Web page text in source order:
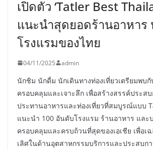
เปิดตัว ‘Tatler Best
แนะนำสุดยอดร้านอาหาร
โรงแรมของไทย
04/11/2025 admin
นักชิม นักดื่ม นักเดินทางท่องเที่ยวเตรียมพบ
ครอบคลุมและเจาะลึก เพื่อสร้างสรรค์ประส
ประทานอาหารและท่องเที่ยวที่สมบูรณ์แบบ
แนะนำ 100 อันดับโรงแรม ร้านอาหาร แล
ครอบคลุมและครบถ้วนที่สุดของเอเชีย เพื่อเ
เลิศในด้านอุตสาหกรรมบริการและประสบ